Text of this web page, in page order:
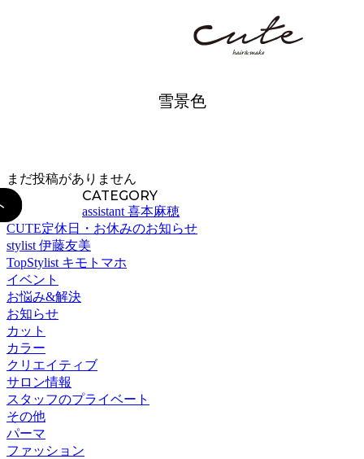
044-411-7063
BLOG
雪景色
まだ投稿がありません
CATEGORY
assistant 喜本麻穂
CUTE定休日・お休みのお知らせ
stylist 伊藤友美
TopStylist キモトマホ
イベント
お悩み&解決
お知らせ
カット
カラー
クリエイティブ
サロン情報
スタッフのプライベート
その他
パーマ
ファッション